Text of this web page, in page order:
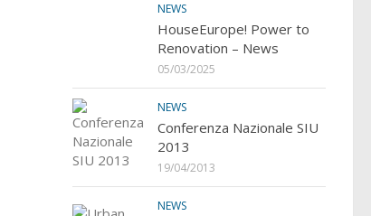
NEWS
HouseEurope! Power to
Renovation – News
05/03/2025
NEWS
Conferenza Nazionale SIU
2013
19/04/2013
NEWS